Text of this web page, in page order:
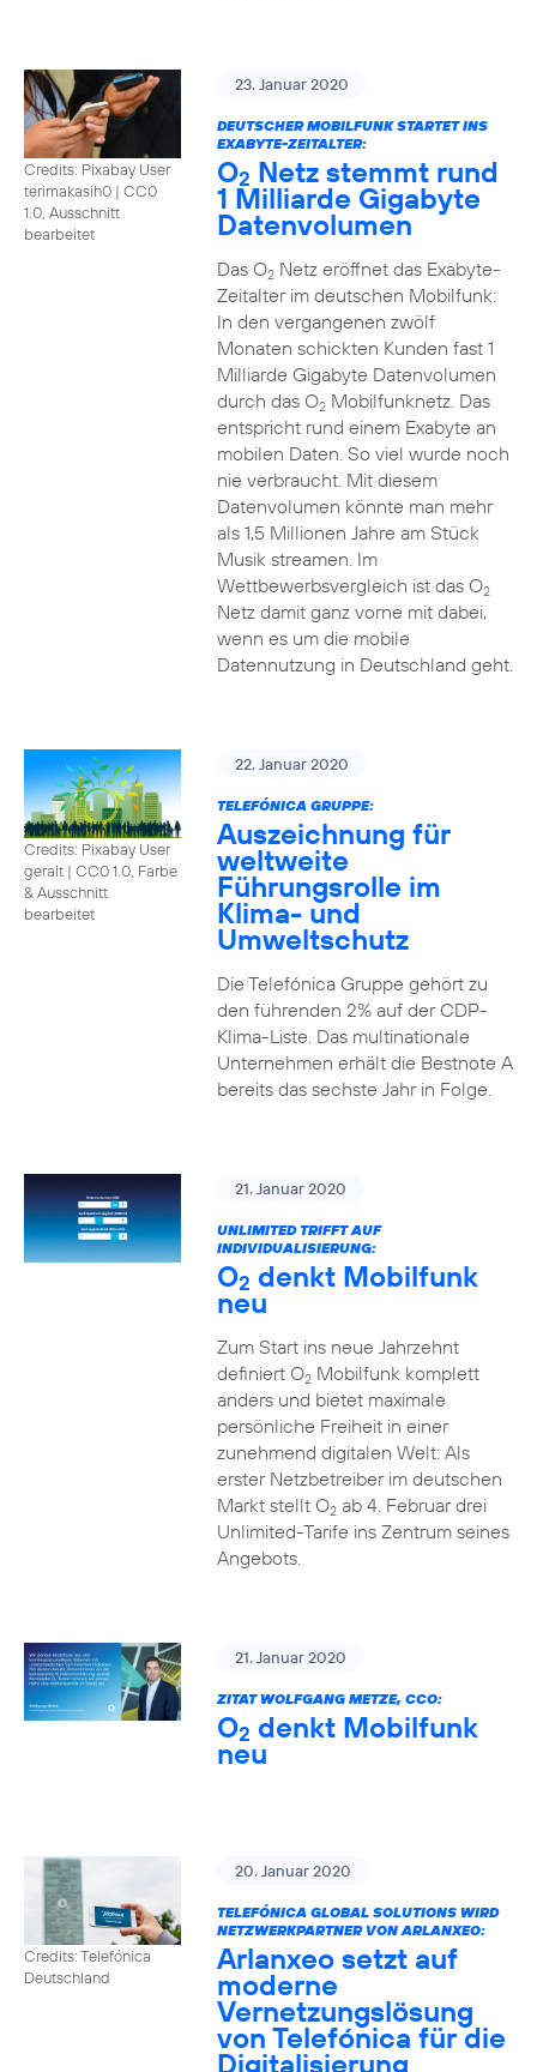
Credits: Pixabay User
terimakasih0 | CC0
1.0, Ausschnitt
bearbeitet
23. Januar 2020
DEUTSCHER MOBILFUNK STARTET INS
EXABYTE-ZEITALTER:
O2 Netz stemmt rund
1 Milliarde Gigabyte
Datenvolumen
Das O2Netz eröffnet das Exabyte-
Zeitalter im deutschen Mobilfunk:
In den vergangenen zwölf
Monaten schickten Kunden fast 1
Milliarde Gigabyte Datenvolumen
durch das O2Mobilfunknetz. Das
entspricht rund einem Exabyte an
mobilen Daten. So viel wurde noch
nie verbraucht. Mit diesem
Datenvolumen könnte man mehr
als 1,5 Millionen Jahre am Stück
Musik streamen. Im
Wettbewerbsvergleich ist das O2
Netz damit ganz vorne mit dabei,
wenn es um die mobile
Datennutzung in Deutschland geht.
Credits: Pixabay User
geralt | CC0 1.0, Farbe
& Ausschnitt
bearbeitet
22. Januar 2020
TELEFÓNICA GRUPPE:
Auszeichnung für
weltweite
Führungsrolle im
Klima- und
Umweltschutz
Die Telefónica Gruppe gehört zu
den führenden 2% auf der CDP-
Klima-Liste. Das multinationale
Unternehmen erhält die Bestnote A
bereits das sechste Jahr in Folge.
21. Januar 2020
UNLIMITED TRIFFT AUF
INDIVIDUALISIERUNG:
O2 denkt Mobilfunk
neu
Zum Start ins neue Jahrzehnt
definiert O2Mobilfunk komplett
anders und bietet maximale
persönliche Freiheit in einer
zunehmend digitalen Welt: Als
erster Netzbetreiber im deutschen
Markt stellt O2ab 4. Februar drei
Unlimited-Tarife ins Zentrum seines
Angebots.
21. Januar 2020
ZITAT WOLFGANG METZE, CCO:
O2 denkt Mobilfunk
neu
Credits: Telefónica
Deutschland
20. Januar 2020
TELEFÓNICA GLOBAL SOLUTIONS WIRD
NETZWERKPARTNER VON ARLANXEO:
Arlanxeo setzt auf
moderne
Vernetzungslösung
von Telefónica für die
Digitalisierung